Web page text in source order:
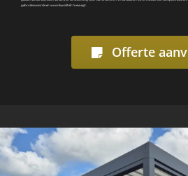
gebruikswaarde en woonkwaliteit toevoegt.
Offerte